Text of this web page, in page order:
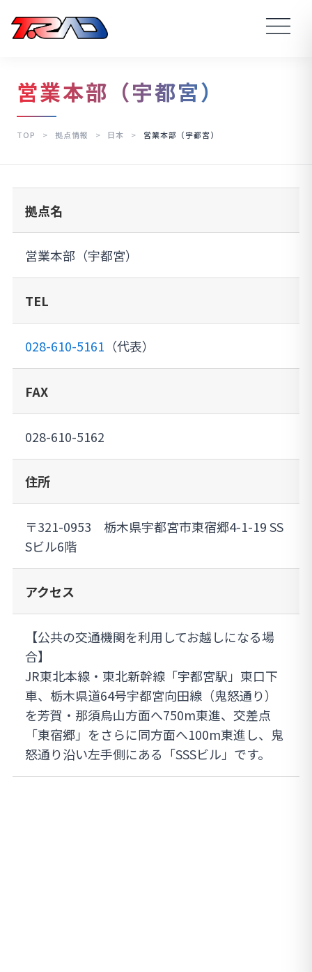
営業本部（宇都宮）
TOP > 拠点情報 > 日本 > 営業本部（宇都宮）
拠点名
営業本部（宇都宮）
TEL
028-610-5161 （代表）
FAX
028-610-5162
住所
〒321-0953 栃木県宇都宮市東宿郷4-1-19 SS
Sビル6階
アクセス
【公共の交通機関を利用してお越しになる場
合】
JR東北本線・東北新幹線「宇都宮駅」東口下
車、栃木県道64号宇都宮向田線（鬼怒通り）
を芳賀・那須烏山方面へ750m東進、交差点
「東宿郷」をさらに同方面へ100m東進し、鬼
怒通り沿い左手側にある「SSSビル」です。